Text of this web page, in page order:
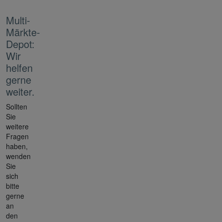
Multi-
Märkte-
Depot:
Wir
helfen
gerne
weiter.
Sollten
Sie
weitere
Fragen
haben,
wenden
Sie
sich
bitte
gerne
an
den